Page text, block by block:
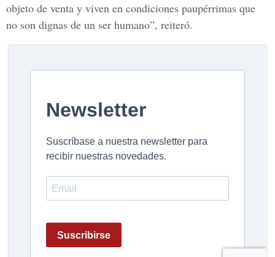
objeto de venta y viven en condiciones paupérrimas que
no son dignas de un ser humano”, reiteró.